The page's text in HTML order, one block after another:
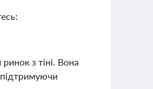
з тіні. Вона